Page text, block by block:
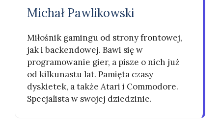
Michał Pawlikowski
Miłośnik gamingu od strony frontowej,
jak i backendowej. Bawi się w
programowanie gier, a pisze o nich już
od kilkunastu lat. Pamięta czasy
dyskietek, a także Atari i Commodore.
Specjalista w swojej dziedzinie.